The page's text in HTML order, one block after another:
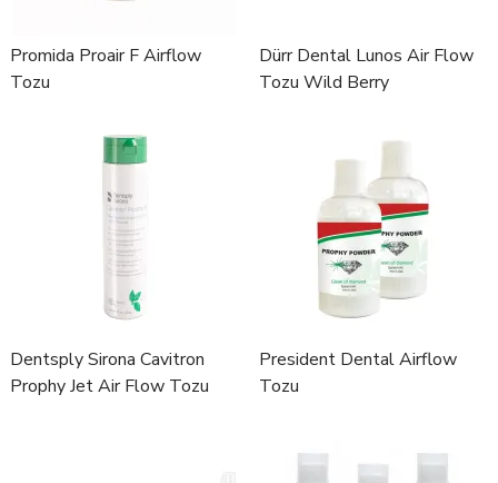
Promida Proair F Airflow
Tozu
Dürr Dental Lunos Air Flow
Tozu Wild Berry
Dentsply Sirona Cavitron
Prophy Jet Air Flow Tozu
President Dental Airflow
Tozu